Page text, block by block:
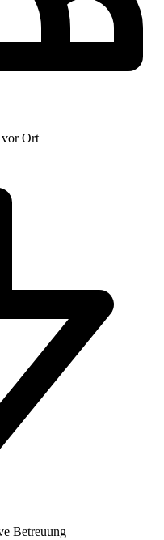
vor Ort
Betreuung